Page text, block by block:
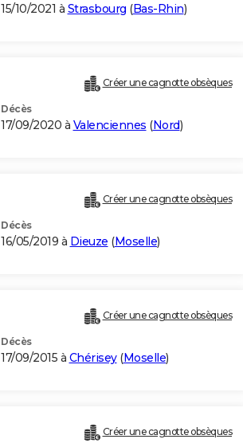
15/10/2021 à Strasbourg (Bas-Rhin)
Créer une cagnotte obsèques
Décès
17/09/2020 à Valenciennes (Nord)
Créer une cagnotte obsèques
Décès
16/05/2019 à Dieuze (Moselle)
Créer une cagnotte obsèques
Décès
17/09/2015 à Chérisey(Moselle)
Créer une cagnotte obsèques